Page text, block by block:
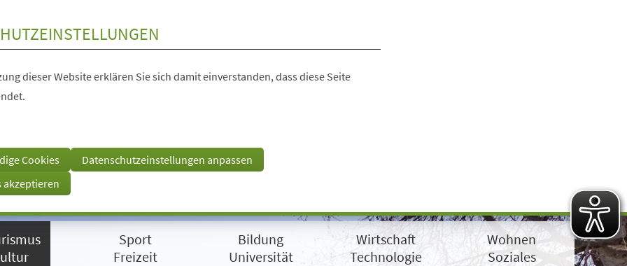
dieser Website erklären Sie sich damit einverstanden, dass diese Seite
Cookies
Datenschutzeinstellungen anpassen
akzeptieren
Sport
Freizeit
Bildung
Universität
Wirtschaft
Technologie
Wohnen
Soziales